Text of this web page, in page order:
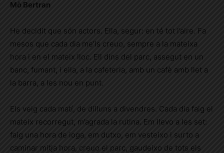
Mò Bertran
He decidit que són actors. Ella, segur: en té tot l’aire. Fa
mesos que cada dia me’ls creuo, sempre a la mateixa
hora i en el mateix lloc. Ell dins del parc, assegut en un
banc, fumant, i ella, a la cafeteria, amb un cafè amb llet a
la barra, a les nou en punt.
Els veig cada matí, de dilluns a divendres. Cada dia faig el
mateix recorregut, m’agrada la rutina. Em llevo a les set:
faig una hora de ioga, em dutxo, em vesteixo i surto a
caminar mitja hora, creuo el parc, gaudeixo de tots els